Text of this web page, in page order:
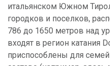
итальянском Южном
городков и поселков,
786 до 1650 метров над
входят в регион катания
приспособлены для